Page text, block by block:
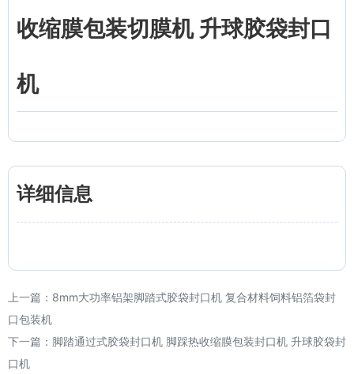
收缩膜包装切膜机 升球胶袋封口
机
详细信息
上一篇： 8mm大功率铝架脚踏式胶袋封口机 复合材料饲料铝箔袋封
口包装机
下一篇： 脚踏通过式胶袋封口机 脚踩热收缩膜包装封口机 升球胶袋封
口机